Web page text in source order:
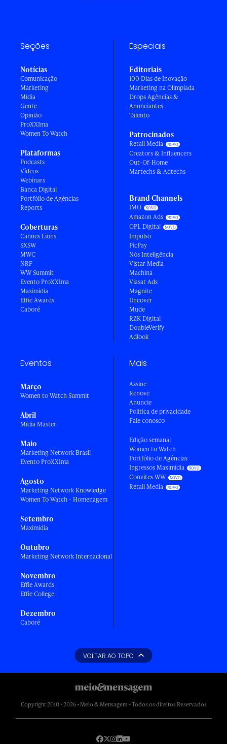
Seções
Notícias
Comunicação
Marketing
Mídia
Gente
Opinião
ProXXIma
Women To Watch
Plataformas
Podcasts
Vídeos
Webinars
Banca Digital
Portfólio de Agências
Reports
Coberturas
Cannes Lions
SXSW
MWC
NRF
WW Summit
Evento ProXXIma
Maximídia
Effie Awards
Caboré
Especiais
Editoriais
100 Dias de Inovação
Marketing na Olimpíada
Drops Agências &
Anunciantes
Talento
Patrocinados
Retail Media
Creators & Influencers
Out-Of-Home
Martechs & Adtechs
Brand Channels
IMO
Amazon Ads
OPL Digital
Impulso
PicPay
Nós Inteligência
Vistar Media
Machina
Viasat Ads
Magnite
Uncover
Mude
RZK Digital
DoubleVerify
Adlook
Eventos
Março
Women to Watch Summit
Abril
Mídia Master
Maio
Marketing Network Brasil
Evento ProXXIma
Agosto
Marketing Network Knowledge
Women To Watch - Homenagem
Setembro
Maximídia
Outubro
Marketing Network Internacional
Novembro
Effie Awards
Effie College
Dezembro
Caboré
Mais
Assine
Renove
Anuncie
Política de privacidade
Fale conosco
Edição semanal
Women to Watch
Portfólio de Agências
Ingressos Maximídia
Convites WW
Retail Media
VOLTAR AO TOPO
Copyright 2010 - 2026 • Meio & Mensagem - Todos os direitos Reservados